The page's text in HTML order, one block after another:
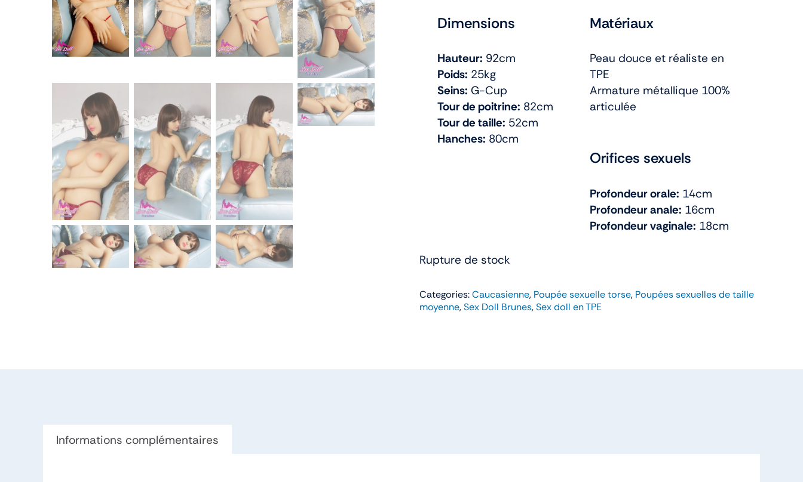
Dimensions
Hauteur: 92cm
Poids: 25kg
Seins: G-Cup
Tour de poitrine: 82cm
Tour de taille: 52cm
Hanches: 80cm
Matériaux
Peau douce et réaliste en
TPE
Armature métallique 100%
articulée
Orifices sexuels
Profondeur orale: 14cm
Profondeur anale: 16cm
Profondeur vaginale: 18cm
Rupture de stock
Categories:Caucasienne, Poupée sexuelle torse, Poupées sexuelles de taille
moyenne,Sex Doll Brunes,Sex doll en TPE
Informations complémentaires